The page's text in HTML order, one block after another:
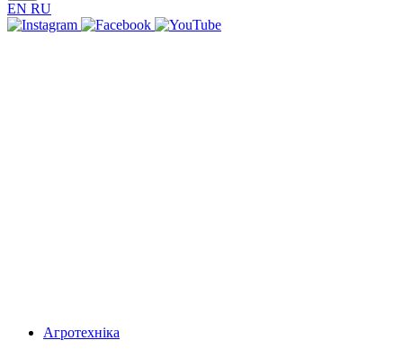
EN RU
Агротехніка